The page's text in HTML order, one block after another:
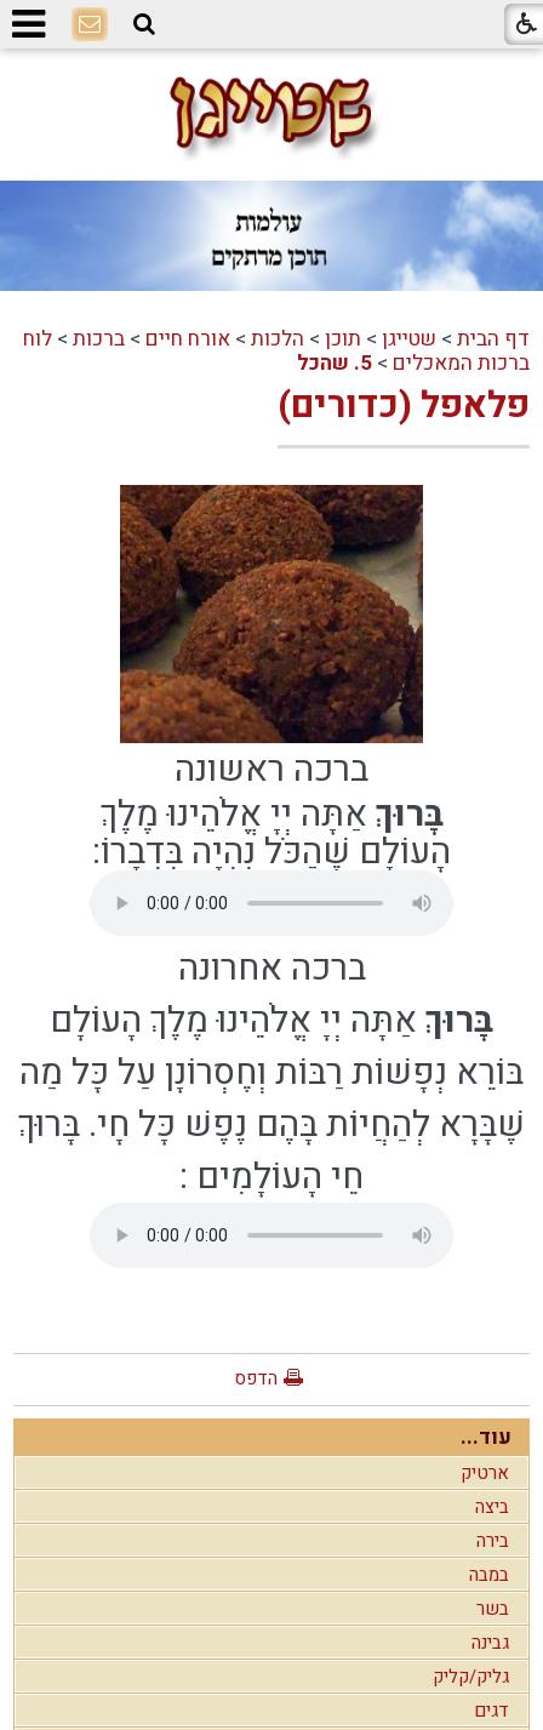
דף הבית > שטייגן > תוכן > הלכות >אורח חיים >ברכות >לוח
ברכות המאכלים >5. שהכל
פלאפל (כדורים)
ברכה ראשונה
בָּרוּךְאַתָּה יְיָ אֱלֹהֵינוּ מֶלֶךְ
הָעוֹלָם שֶׁהַכֹּל נִהְיָה בִּדְבָרוֹ:
ברכה אחרונה
בָּרוּךְאַתָּה יְיָ אֱלֹהֵינוּ מֶלֶךְ הָעוֹלָם
בּוֹרֵא נְפָשׁוֹת רַבּוֹת וְחֶסְרוֹנָן עַל כָּל מַה
שֶׁבָּרָא לְהַחֲיוֹת בָּהֶם נֶפֶשׁ כָּל חָי. בָּרוּךְ
חֵי הָעוֹלָמִים :
הדפס
עוד...
ארטיק
ביצה
בירה
במבה
בשר
גבינה
גליק/קליק
דגים